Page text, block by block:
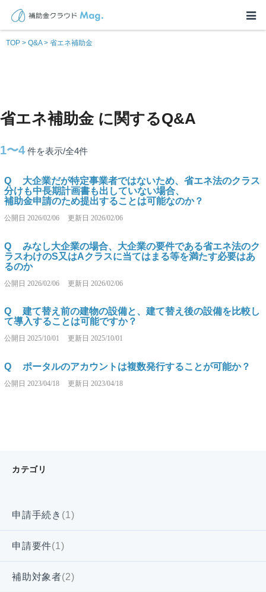
TOP > Q&A> 省エネ補助金
省エネ補助金 に関するQ&A
1〜4 件を表示/全4件
Q
大企業だが特定事業者ではないため、省エネ法のクラス
分けも中長期計画書も出していない場合、
補助金申請のため提出することは可能なのか？
公開日 2026/02/06 更新日 2026/02/06
Q
みなし大企業の場合、大企業の要件である省エネ法のク
ラスわけのS又はAクラスに当てはまる等を満たす必要はあ
るのか
公開日 2026/02/06 更新日 2026/02/06
Q
建て替え前の建物の設備と、建て替え後の設備を比較し
て導入することは可能ですか？
公開日 2025/10/01 更新日 2025/10/01
Q ポータルのアカウントは複数発行することが可能か？
公開日 2023/04/18 更新日 2023/04/18
カテゴリ
申請手続き (1)
申請要件(1)
補助対象者(2)